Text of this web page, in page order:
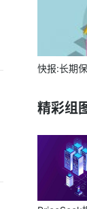
快报:长期
精彩组